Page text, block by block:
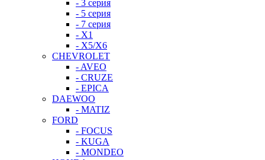
- 3 серия
- 5 серия
- 7 серия
- X1
- X5/X6
CHEVROLET
- AVEO
- CRUZE
- EPICA
DAEWOO
- MATIZ
FORD
- FOCUS
- KUGA
- MONDEO